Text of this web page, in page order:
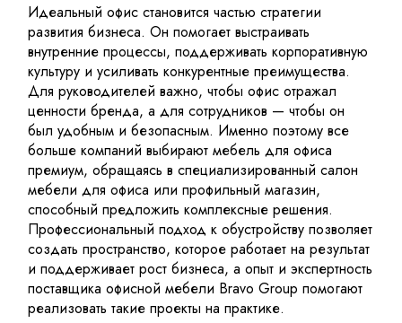
Идеальный офис становится частью стратегии
развития бизнеса. Он помогает выстраивать
внутренние процессы, поддерживать корпоративную
культуру и усиливать конкурентные преимущества.
Для руководителей важно, чтобы офис отражал
ценности бренда, а для сотрудников — чтобы он
был удобным и безопасным. Именно поэтому все
больше компаний выбирают мебель для офиса
премиум, обращаясь в специализированный салон
мебели для офиса или профильный магазин,
способный предложить комплексные решения.
Профессиональный подход к обустройству позволяет
создать пространство, которое работает на результат
и поддерживает рост бизнеса, а опыт и экспертность
поставщика офисной мебели Bravo Group помогают
реализовать такие проекты на практике.